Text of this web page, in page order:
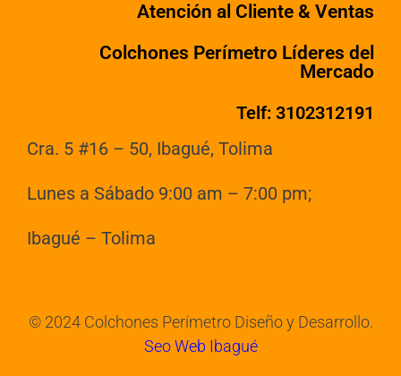
Atención al Cliente & Ventas
Colchones Perímetro Líderes del
Mercado
Telf: 3102312191
Cra. 5 #16 – 50, Ibagué, Tolima
Lunes a Sábado 9:00 am – 7:00 pm;
Ibagué – Tolima
© 2024 Colchones Perímetro Diseño y Desarrollo.
Seo Web Ibagué